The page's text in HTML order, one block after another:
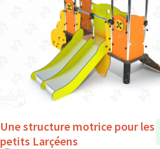
Une structure motrice pour les
petits Larçéens